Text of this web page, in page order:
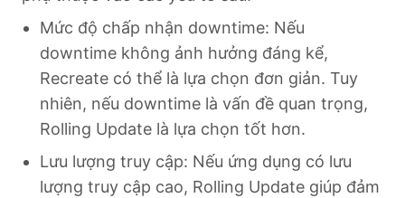
Mức độ chấp nhận downtime: Nếu
downtime không ảnh hưởng đáng kể,
Recreate có thể là lựa chọn đơn giản. Tuy
nhiên, nếu downtime là vấn đề quan trọng,
Rolling Update là lựa chọn tốt hơn.
Lưu lượng truy cập: Nếu ứng dụng có lưu
lượng truy cập cao, Rolling Update giúp đảm